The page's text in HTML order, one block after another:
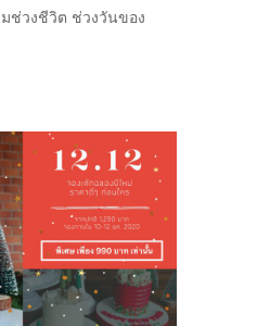
ช่วงชีวิต ช่วงวันของ